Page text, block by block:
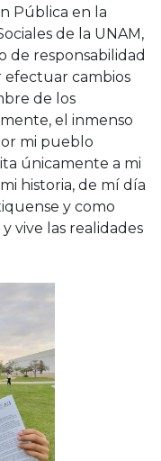
Pública en la
de la UNAM,
de responsabilidad
efectuar cambios
de los
el inmenso
mi pueblo
únicamente a mi
historia, de mí día
y como
vive las realidades